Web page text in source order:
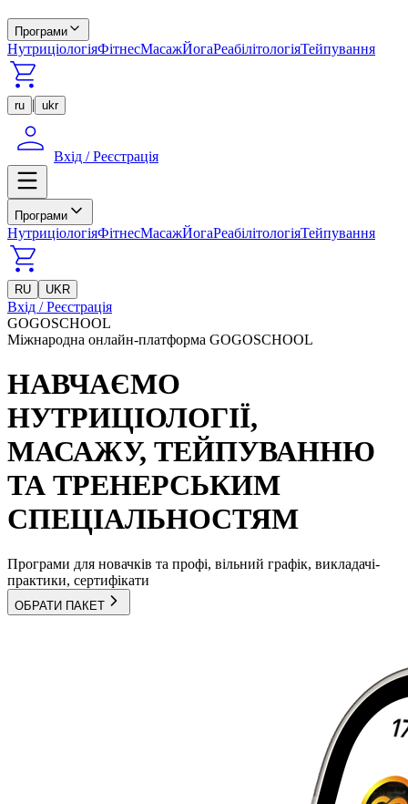
Програми
НутриціологіяФітнесМасажЙогаРеабілітологіяТейпування
ru | ukr
Вхід / Реєстрація
Програми
НутриціологіяФітнесМасажЙогаРеабілітологіяТейпування
RU UKR
Вхід / Реєстрація
GOGOSCHOOL
Міжнародна онлайн-платформа GOGOSCHOOL
НАВЧАЄМО
НУТРИЦІОЛОГІЇ,
МАСАЖУ, ТЕЙПУВАННЮ
ТА ТРЕНЕРСЬКИМ
СПЕЦІАЛЬНОСТЯМ
Програми для новачків та профі, вільний графік, викладачі-
практики, сертифікати
ОБРАТИ ПАКЕТ